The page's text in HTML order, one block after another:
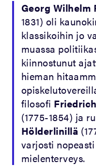
Georg Wilhelm
1831) oli
klassikoihin jo
muassa
kiinnostunut
hieman
filosofi
(1775-1854) ja
Hölderlinillä
varjosti
mielenterveys.